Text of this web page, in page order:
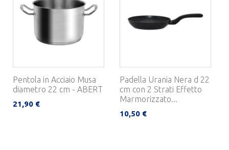
Pentola in Acciaio Musa
diametro 22 cm - ABERT
21,90 €
Padella Urania Nera d 22
cm con 2 Strati Effetto
Marmorizzato...
10,50 €